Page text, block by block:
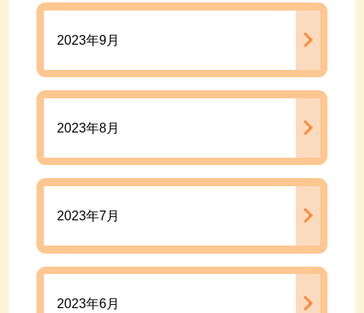
2023年9月
2023年8月
2023年7月
2023年6月